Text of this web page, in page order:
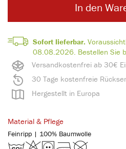
Versandkostenfrei ab 30€
30 Tage kostenfreie
Hergestellt in Europa
Sofort lieferbar.
08.08.2026. Bestellen Sie
In den
Material & Pflege
Feinripp | 100% Baumwolle